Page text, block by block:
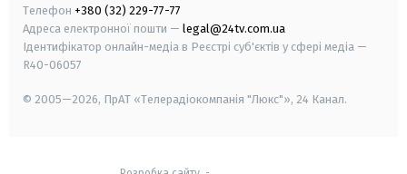
Телефон +380 (32) 229-77-77
Адреса електронної пошти — legal@24tv.com.ua
Ідентифікатор онлайн-медіа в Реєстрі суб'єктів у сфері медіа —
R40-06057
© 2005—2026, ПрАТ «Телерадіокомпанія "Люкс"», 24 Канал.